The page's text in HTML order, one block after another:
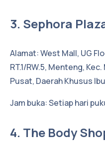
3. Sephora
Alamat: West Mall, UG
RT.1/RW.5, Menteng,
Pusat, Daerah Khusus
Jam buka: Setiap hari
4. The Body